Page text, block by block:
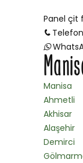
Panel çit
Telefon
Manisa
Ahmetli
Akhisar
Alaşehir
Demirci